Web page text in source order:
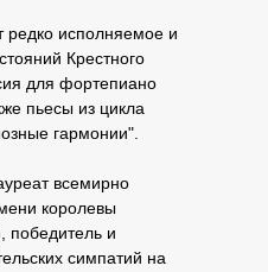
редко исполняемое и
Крестного
для фортепиано
пьесы из цикла
гармонии".
всемирно
королевы
победитель и
симпатий на